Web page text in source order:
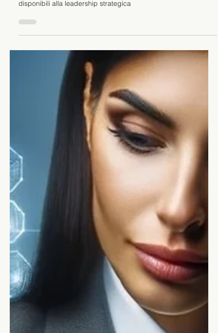
Tempo di lettura: 5 min
Leadership
Leadership strategica: il ponte tra il
tuo oggi e il successo – parte 2
L'articolo esamina gli strumenti che sono possono essere
disponibili alla leadership strategica